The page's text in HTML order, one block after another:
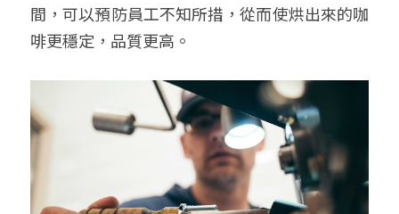
間，可以預防員工不知所措，從而使烘出來的咖
啡更穩定，品質更高。